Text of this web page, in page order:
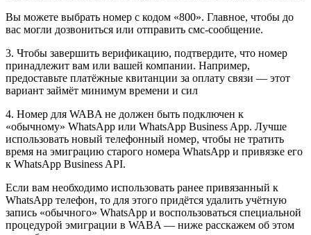
Вы можете выбрать номер с кодом «800». Главное, чтобы до
вас могли дозвониться или отправить смс-сообщение.
3. Чтобы завершить верификацию, подтвердите, что номер
принадлежит вам или вашей компании. Например,
предоставьте платёжные квитанции за оплату связи — этот
вариант займёт минимум времени и сил
4. Номер для WABA не должен быть подключен к
«обычному» WhatsApp или WhatsApp Business App. Лучше
использовать новый телефонный номер, чтобы не тратить
время на эмиграцию старого номера WhatsApp и привязке его
к WhatsApp Business API.
Если вам необходимо использовать ранее привязанный к
WhatsApp телефон, то для этого придётся удалить учётную
запись «обычного» WhatsApp и воспользоваться специальной
процедурой эмиграции в WABA — ниже расскажем об этом